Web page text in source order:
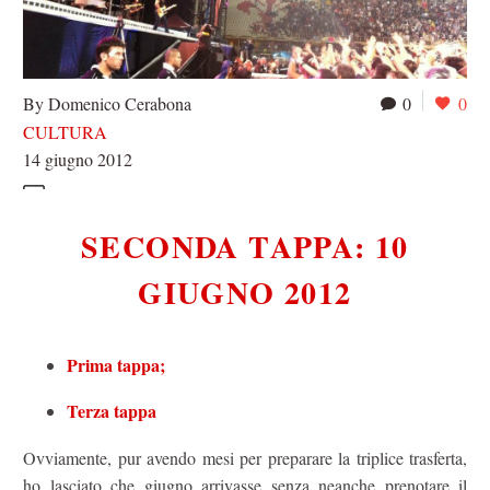
0 0
By Domenico Cerabona
CULTURA
14 giugno 2012
SECONDA TAPPA: 10
GIUGNO 2012
Prima tappa;
Terza tappa
Ovviamente, pur avendo mesi per preparare la triplice trasferta,
ho lasciato che giugno arrivasse senza neanche prenotare il